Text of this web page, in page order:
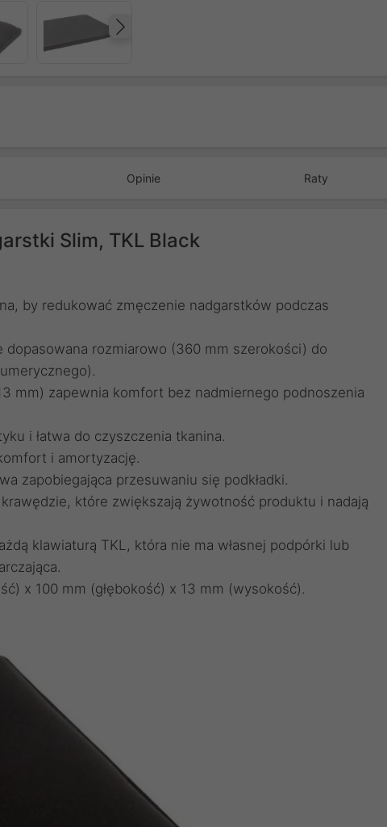
Opinie Raty
Slim, TKL Black
by redukować zmęczenie nadgarstków podczas
dopasowana rozmiarowo (360 mm szerokości) do
mm) zapewnia komfort bez nadmiernego podnoszenia
i łatwa do czyszczenia tkanina.
i amortyzację.
zapobiegająca przesuwaniu się podkładki.
które zwiększają żywotność produktu i nadają
klawiaturą TKL, która nie ma własnej podpórki lub
x 100 mm (głębokość) x 13 mm (wysokość).